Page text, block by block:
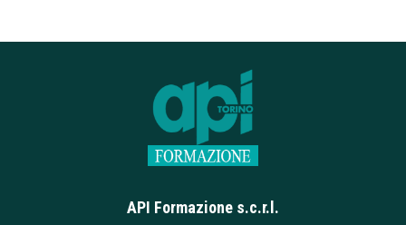
API Formazione s.c.r.l.